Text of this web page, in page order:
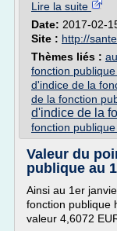
Lire la suite
Date: 2017-02-
Site : http://
Thèmes liés :
fonction
d'indice de la
de la fonction
d'indice de la
fonction
Valeur du
publique au
Ainsi au 1er
fonction publique
valeur 4,6072